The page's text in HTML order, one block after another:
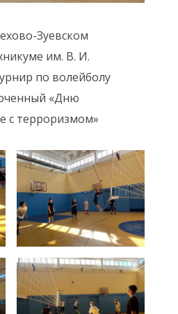
Зуевском
им. В. И.
по волейболу
«Дню
с терроризмом»